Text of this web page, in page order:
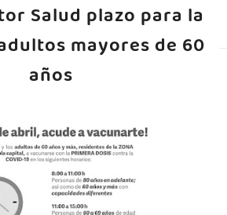
Salud plazo para la
mayores de 60
años